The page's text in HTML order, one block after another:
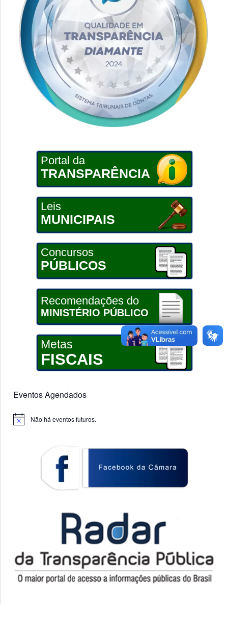
Portal da
TRANSPARÊNCIA
Leis
MUNICIPAIS
Concursos
PÚBLICOS
Recomendações do
MINISTÉRIO PÚBLICO
Metas
FISCAIS
Eventos Agendados
Notice Não há eventos futuros.